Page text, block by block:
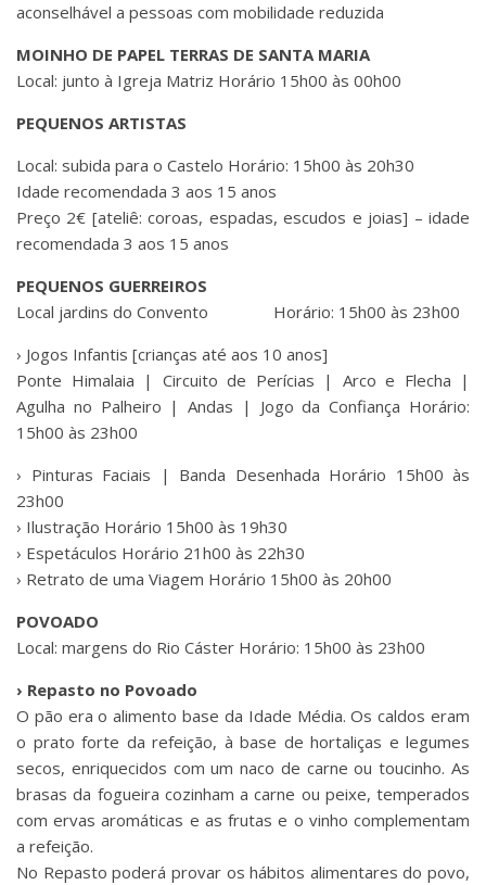
aconselhável a pessoas com mobilidade reduzida
MOINHO DE PAPEL TERRAS DE SANTA MARIA
Local: junto à Igreja Matriz Horário 15h00 às 00h00
PEQUENOS ARTISTAS
Local: subida para o Castelo Horário: 15h00 às 20h30
Idade recomendada 3 aos 15 anos
Preço 2€ [ateliê: coroas, espadas, escudos e joias] – idade
recomendada 3 aos 15 anos
PEQUENOS GUERREIROS
Local jardins do Convento Horário: 15h00 às 23h00
› Jogos Infantis [crianças até aos 10 anos]
Ponte Himalaia | Circuito de Perícias | Arco e Flecha |
Agulha no Palheiro | Andas | Jogo da Confiança Horário:
15h00 às 23h00
› Pinturas Faciais | Banda Desenhada Horário 15h00 às
23h00
› Ilustração Horário 15h00 às 19h30
› Espetáculos Horário 21h00 às 22h30
› Retrato de uma Viagem Horário 15h00 às 20h00
POVOADO
Local: margens do Rio Cáster Horário: 15h00 às 23h00
› Repasto no Povoado
O pão era o alimento base da Idade Média. Os caldos eram
o prato forte da refeição, à base de hortaliças e legumes
secos, enriquecidos com um naco de carne ou toucinho. As
brasas da fogueira cozinham a carne ou peixe, temperados
com ervas aromáticas e as frutas e o vinho complementam
a refeição.
No Repasto poderá provar os hábitos alimentares do povo,